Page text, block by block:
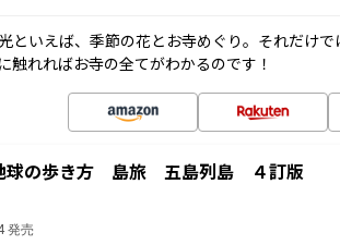
といえば、季節の花とお寺めぐり。それだけ
触れればお寺の全てがわかるのです！
の歩き方 島旅 五島列島 ４訂版
発売